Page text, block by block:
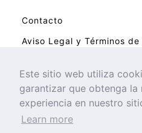
Contacto
Aviso Legal y Términos de
Este sitio web utiliza
garantizar que obtenga la
experiencia en nuestro
Learn more